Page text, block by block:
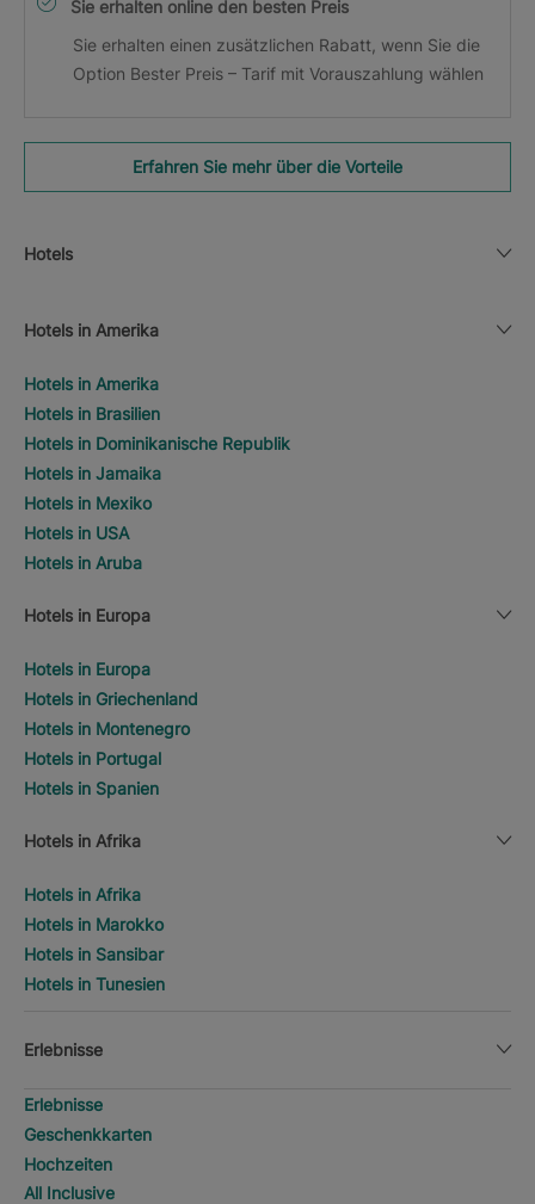
Sie erhalten online den besten Preis
Sie erhalten einen zusätzlichen Rabatt, wenn Sie die
Option Bester Preis – Tarif mit Vorauszahlung wählen
Erfahren Sie mehr über die Vorteile
Hotels
Hotels in Amerika
Hotels in Amerika
Hotels in Brasilien
Hotels in Dominikanische Republik
Hotels in Jamaika
Hotels in Mexiko
Hotels in USA
Hotels in Aruba
Hotels in Europa
Hotels in Europa
Hotels in Griechenland
Hotels in Montenegro
Hotels in Portugal
Hotels in Spanien
Hotels in Afrika
Hotels in Afrika
Hotels in Marokko
Hotels in Sansibar
Hotels in Tunesien
Erlebnisse
Erlebnisse
Geschenkkarten
Hochzeiten
All Inclusive